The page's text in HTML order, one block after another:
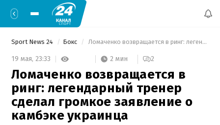
Sport News 24 Бокс Ломаченко возвращается в ринг: легендарный тренер сделал громкое заявление о камбэке украинца
19 мая, 23:33 2 мин 2
Ломаченко возвращается в
ринг: легендарный тренер
сделал громкое заявление о
камбэке украинца